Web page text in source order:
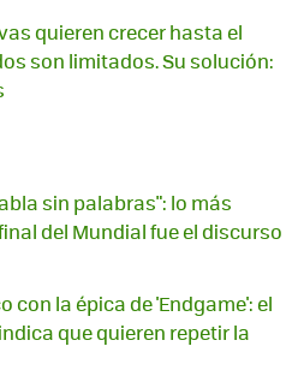
quieren crecer hasta el
son limitados. Su solución:
sin palabras": lo más
del Mundial fue el discurso
con la épica de 'Endgame': el
que quieren repetir la